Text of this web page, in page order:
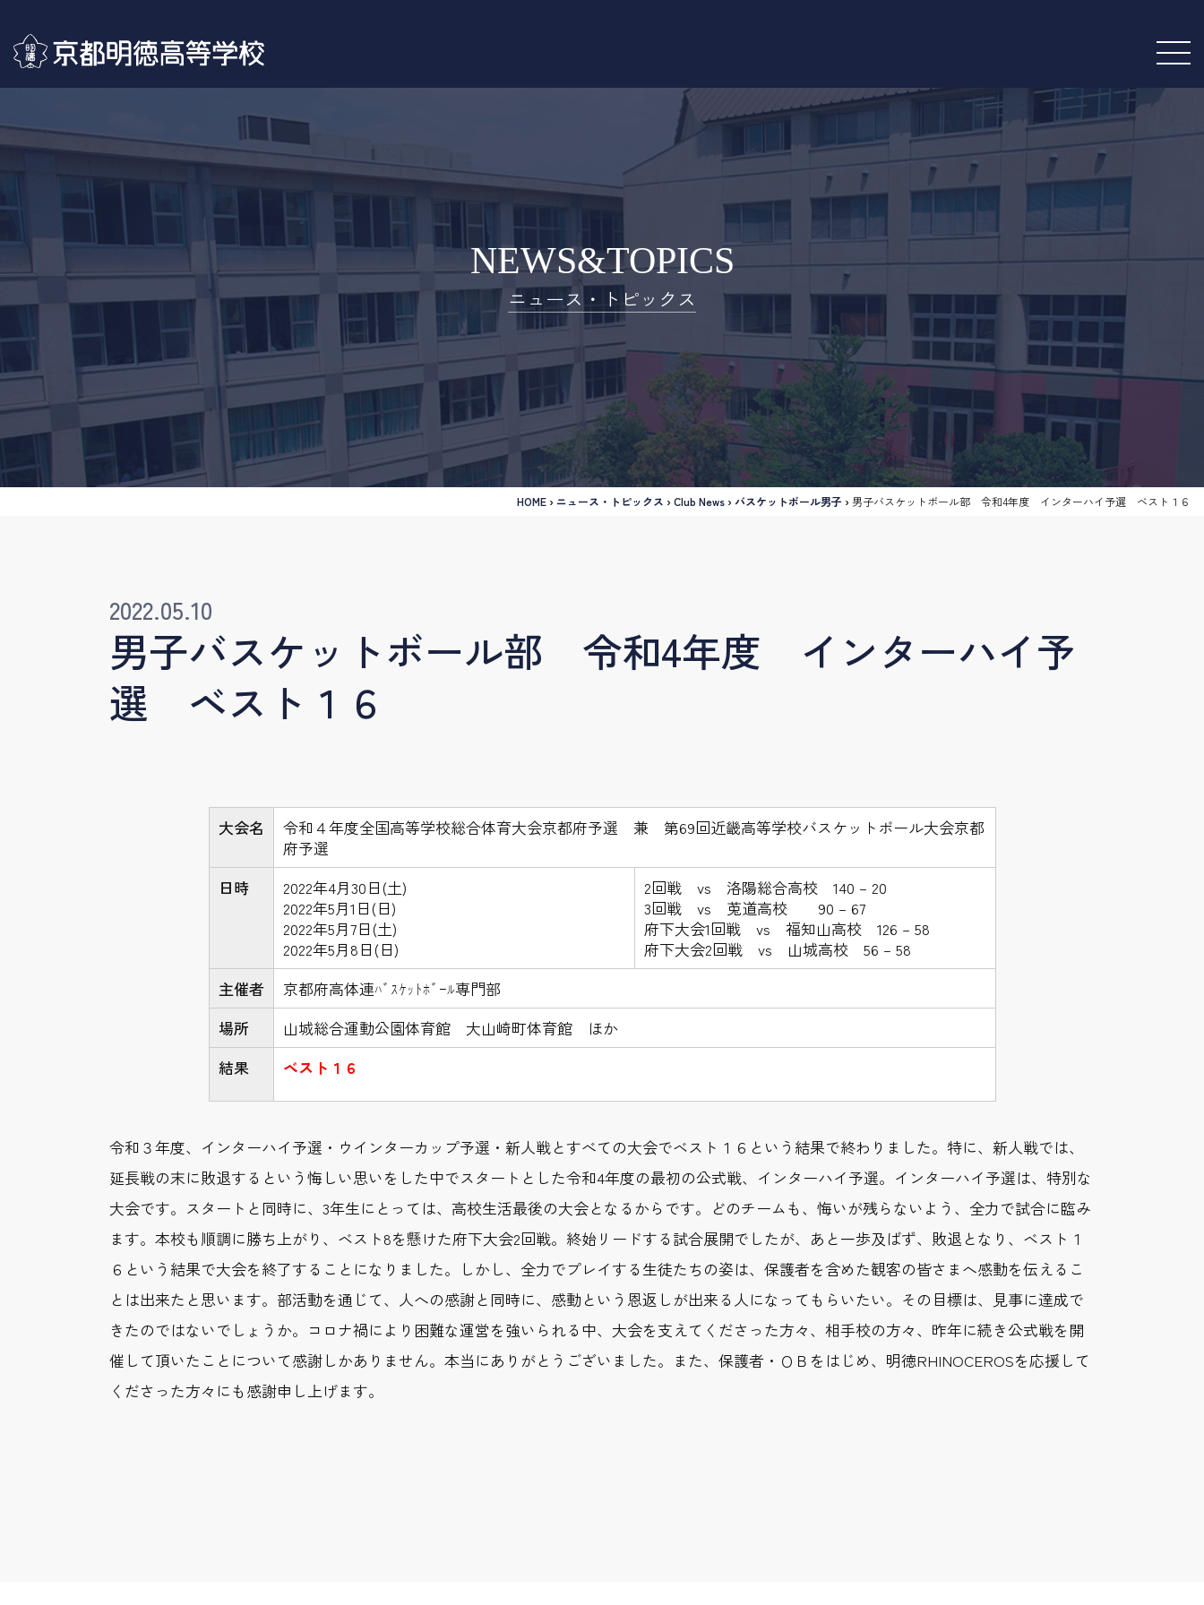
NEWS&TOPICS
ニュース・トピックス
HOME › ニュース・トピックス ›Club News ›バスケットボール男子 › 男子バスケットボール部 令和4年度 インターハイ予選 ベスト１６
2022.05.10
男子バスケットボール部 令和4年度 インターハイ予
選 ベスト１６
大会名
令和４年度全国高等学校総合体育大会京都府予選 兼 第69回近畿高等学校バスケットボール大会京都
府予選
日時
2022年4月30日(土)
2022年5月1日(日)
2022年5月7日(土)
2022年5月8日(日)
2回戦 vs 洛陽総合高校 140 – 20
3回戦 vs 莵道高校 90 – 67
府下大会1回戦 vs 福知山高校 126 – 58
府下大会2回戦 vs 山城高校 56 – 58
主催者
京都府高体連ﾊﾞｽｹｯﾄﾎﾞｰﾙ専門部
場所
山城総合運動公園体育館 大山崎町体育館 ほか
結果
ベスト１６
令和３年度、インターハイ予選・ウインターカップ予選・新人戦とすべての大会でベスト１６という結果で終わりました。特に、新人戦では、
延長戦の末に敗退するという悔しい思いをした中でスタートとした令和4年度の最初の公式戦、インターハイ予選。インターハイ予選は、特別な
大会です。スタートと同時に、3年生にとっては、高校生活最後の大会となるからです。どのチームも、悔いが残らないよう、全力で試合に臨み
ます。本校も順調に勝ち上がり、ベスト8を懸けた府下大会2回戦。終始リードする試合展開でしたが、あと一歩及ばず、敗退となり、ベスト１
６という結果で大会を終了することになりました。しかし、全力でプレイする生徒たちの姿は、保護者を含めた観客の皆さまへ感動を伝えるこ
とは出来たと思います。部活動を通じて、人への感謝と同時に、感動という恩返しが出来る人になってもらいたい。その目標は、見事に達成で
きたのではないでしょうか。コロナ禍により困難な運営を強いられる中、大会を支えてくださった方々、相手校の方々、昨年に続き公式戦を開
催して頂いたことについて感謝しかありません。本当にありがとうございました。また、保護者・ＯＢをはじめ、明徳RHINOCEROSを応援して
くださった方々にも感謝申し上げます。